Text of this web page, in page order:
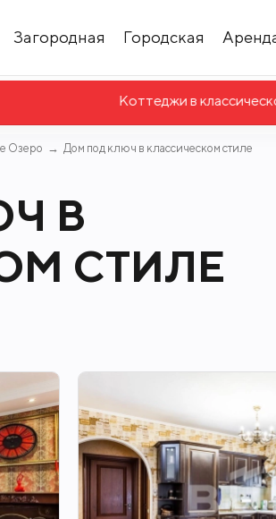
Загородная Городская
Коттеджи в
Озеро Дом под ключ в классическом стиле
В
СТИЛЕ